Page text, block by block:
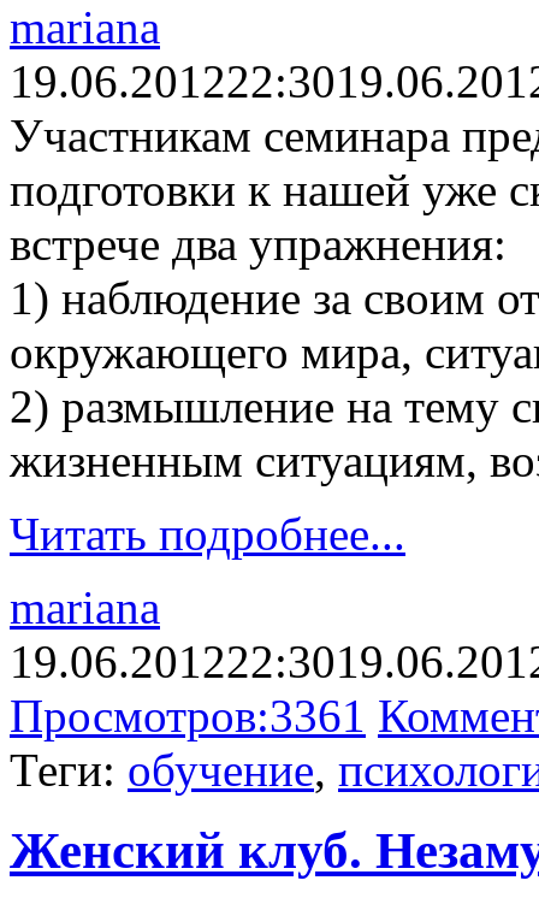
mariana
19.06.201222:30
Участникам семинара
подготовки к нашей уже
встрече два упражнения:
1) наблюдение за своим
окружающего мира,
2) размышление на тему
жизненным ситуациям,
Читать подробнее...
mariana
19.06.201222:30
Просмотров:3361
Теги: обучение,
Женский клуб.